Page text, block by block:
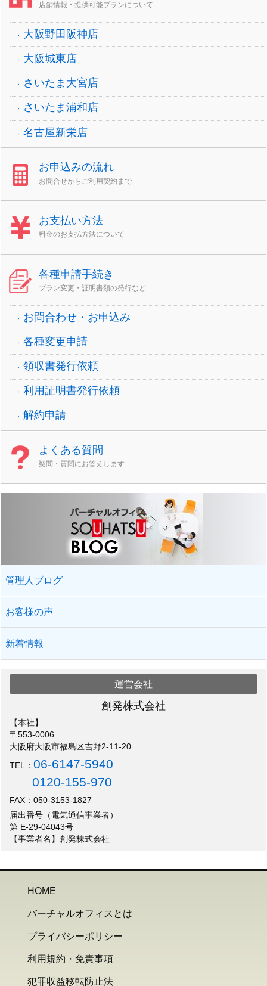
店舗情報・提供可能プランについて
大阪野田阪神店
大阪城東店
さいたま大宮店
さいたま浦和店
名古屋新栄店
お申込みの流れ
お問合せからご利用契約まで
お支払い方法
料金のお支払方法について
各種申請手続き
プラン変更・証明書類の発行など
お問合わせ・お申込み
各種変更申請
領収書発行依頼
利用証明書発行依頼
解約申請
よくある質問
疑問・質問にお答えします
管理人ブログ
お客様の声
新着情報
運営会社
創発株式会社
【本社】
〒553-0006
大阪府大阪市福島区吉野2-11-20
TEL：06-6147-5940
0120-155-970
FAX：050-3153-1827
届出番号（電気通信事業者）
第 E-29-04043号
【事業者名】創発株式会社
HOME
バーチャルオフィスとは
プライバシーポリシー
利用規約・免責事項
犯罪収益移転防止法